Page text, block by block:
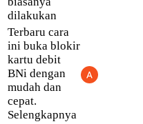
dilakukan
Terbaru cara
ini buka blokir
kartu debit
BNi dengan
mudah dan
cepat.
Selengkapnya